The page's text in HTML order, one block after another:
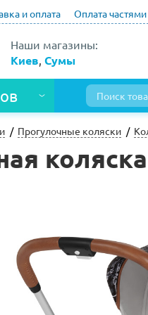
и оплата Оплата частями
Наши магазины:
Киев Сумы
Прогулочные коляски